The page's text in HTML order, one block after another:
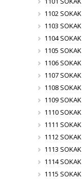
1102 SOKAK
1103 SOKAK
1104 SOKAK
1105 SOKAK
1106 SOKAK
1107 SOKAK
1108 SOKAK
1109 SOKAK
1110 SOKAK
1111 SOKAK
1112 SOKAK
1113 SOKAK
1114 SOKAK
1115 SOKAK